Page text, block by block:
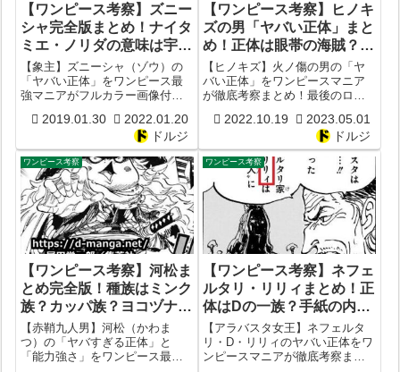
【ワンピース考察】ズニー
シャ完全版まとめ！ナイタ
ミエ・ノリダの意味は宇宙
象？正体は古代兵器？
1000年前の飼い主は誰？
罪とは？モデルは？【ゾウ
象主】【モコモ公国】【ズ
【象主】ズニーシャ（ゾウ）の
「ヤバい正体」をワンピース最
強マニアがフルカラー画像付き
エ・ノリダの意味は宇宙象？モ
デルはガネーシャ？古代兵器ウ
ラヌスだった？Dの一族との関係
は？飼い主はジョイボーイ？背
負う歴史や罪とは？大きさがヤ
バい？
2019.01.30
2022.01.20
ドルジ
【ワンピース考察】ヒノキ
ズの男「ヤバい正体」まと
め！正体は眼帯の海賊？ヒ
ノキズの女はイム様？ロッ
クスの子孫？【火ノ傷】
【ヒノキズ】火ノ傷の男の「ヤ
バい正体」をワンピースマニア
が徹底考察まとめ！最後のロー
ャラ？イム様？シャンクス？ク
ザン？サボ？【ヒノキズの女】
2022.10.19
2023.05.01
ドルジ
ワンピース考察
【ワンピース考察】河松ま
とめ完全版！種族はミンク
族？カッパ族？ヨコヅナと
は兄弟？【赤鞘九人男】
【能力強さ】
【赤鞘九人男】河松（かわま
つ）の「ヤバすぎる正体」と
「能力強さ」をワンピース最強
ワンピース考察
【ワンピース考察】ネフェ
ルタリ・リリィまとめ！正
体はDの一族？手紙の内容
とは？【アラバスタ王国女
王】
【アラバスタ女王】ネフェルタ
リ・D・リリィのヤバい正体をワ
ンピースマニアが徹底考察まと